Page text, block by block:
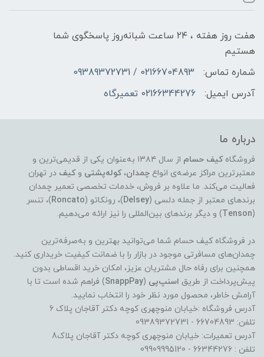
هفت روز هفته ، ۲۴ ساعت شبانه‌روز پاسخگوی شما
هستیم
شماره تماس:
02166704893 / 09389372731
آدرس ایمیل:
02166344276 تعمیرگاه
درباره ما
فروشگاه کیف حسام
از سال ۱۳۸۴ به‌عنوان یکی از قدیمی‌ترین و
معتبرترین مراکز عرضه‌ی انواع چمدان، کوله‌پشتی و کیف در تهران
فعالیت می‌کند. ما علاوه بر فروش، خدمات تخصصی تعمیر چمدان
برندهای معتبر از جمله دلسی (Delsey)، رونکاتو (Roncato)، تنسر
(
Tenson) و دیگر برندهای بین‌المللی را نیز ارائه می‌دهیم.
در فروشگاه کیف حسام شما می‌توانید بهترین و به‌صرفه‌ترین
چمدان‌های مسافرتی موجود در بازار را با ضمانت کیفیت خریداری کنید.
همچنین برای رفاه حال مشتریان عزیز، امکان خرید اقساطی بدون
پیش‌پرداخت از طریق اسنپ‌پی (
SnappPay) فراهم شده است تا با
آرامش خاطر، محصول مورد نظر خود را انتخاب نمایید.
آدرس فروشگاه :خیابان منوچهری کوچه دکتر آقاجان پلاک 6
تلفن: 66704893 - 09389372731
آدرس تعمیرات: خیابان منوچهری کوچه دکتر آقاجان پلاک8
تلفن : 66344276 - 09909995120